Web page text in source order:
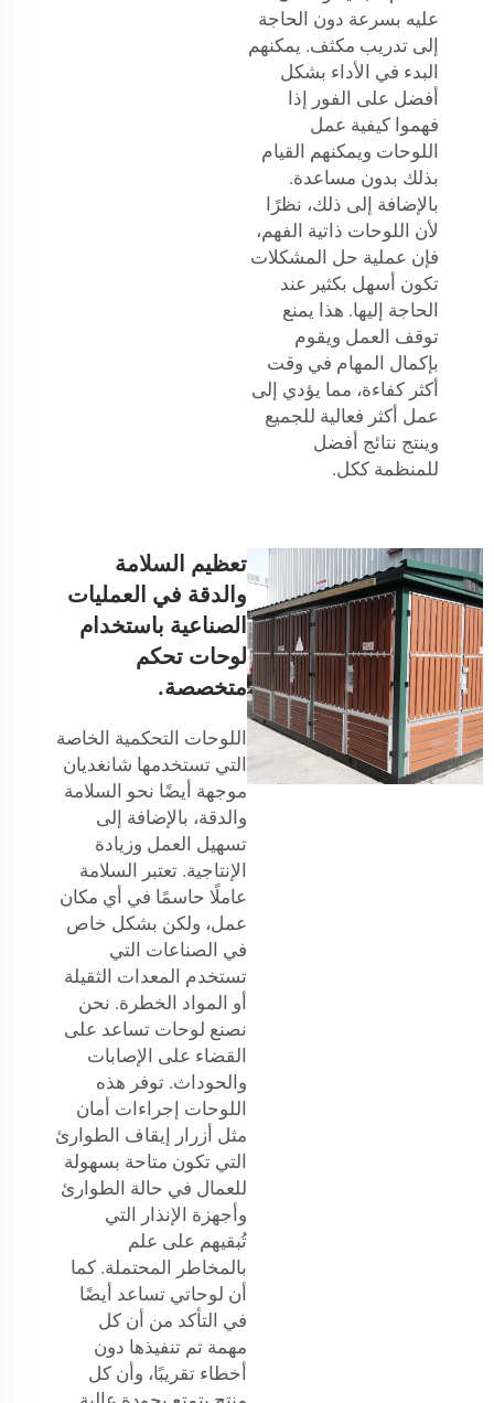
عليه بسرعة دون الحاجة
إلى تدريب مكثف. يمكنهم
البدء في الأداء بشكل
أفضل على الفور إذا
فهموا كيفية عمل
اللوحات ويمكنهم القيام
بذلك بدون مساعدة.
بالإضافة إلى ذلك، نظرًا
لأن اللوحات ذاتية الفهم،
فإن عملية حل المشكلات
تكون أسهل بكثير عند
الحاجة إليها. هذا يمنع
توقف العمل ويقوم
بإكمال المهام في وقت
أكثر كفاءة، مما يؤدي إلى
عمل أكثر فعالية للجميع
وينتج نتائج أفضل
للمنظمة ككل.
تعظيم السلامة
والدقة في العمليات
الصناعية باستخدام
لوحات تحكم
متخصصة.
اللوحات التحكمية الخاصة
التي تستخدمها شانغديان
موجهة أيضًا نحو السلامة
والدقة، بالإضافة إلى
تسهيل العمل وزيادة
الإنتاجية. تعتبر السلامة
عاملًا حاسمًا في أي مكان
عمل، ولكن بشكل خاص
في الصناعات التي
تستخدم المعدات الثقيلة
أو المواد الخطرة. نحن
نصنع لوحات تساعد على
القضاء على الإصابات
والحوداث. توفر هذه
اللوحات إجراءات أمان
مثل أزرار إيقاف الطوارئ
التي تكون متاحة بسهولة
للعمال في حالة الطوارئ
وأجهزة الإنذار التي
تُبقيهم على علم
بالمخاطر المحتملة. كما
أن لوحاتي تساعد أيضًا
في التأكد من أن كل
مهمة تم تنفيذها دون
أخطاء تقريبًا، وأن كل